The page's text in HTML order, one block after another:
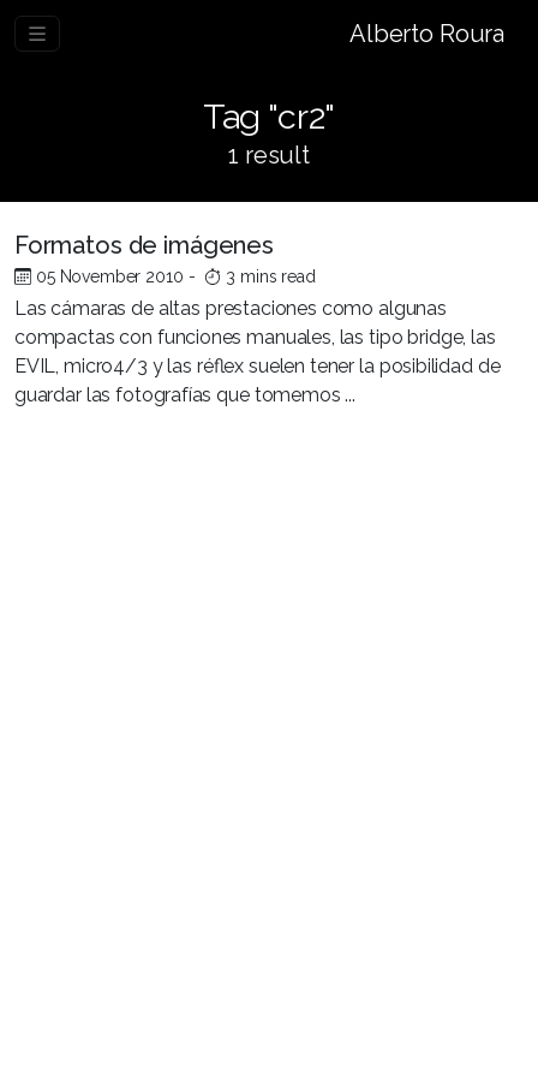
Alberto Roura
Tag "cr2"
1 result
Formatos de imágenes
05 November 2010 - 3 mins read
Las cámaras de altas prestaciones como algunas
compactas con funciones manuales, las tipo bridge, las
EVIL, micro4/3 y las réflex suelen tener la posibilidad de
guardar las fotografías que tomemos ...